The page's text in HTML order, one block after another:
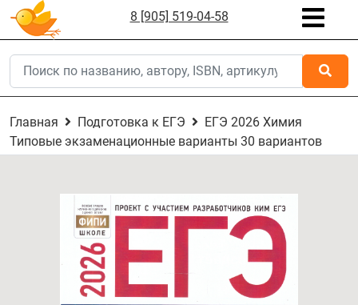
8 [905] 519-04-58
Главная Подготовка к ЕГЭ
ЕГЭ 2026 Химия
Типовые экзаменационные варианты 30 вариантов